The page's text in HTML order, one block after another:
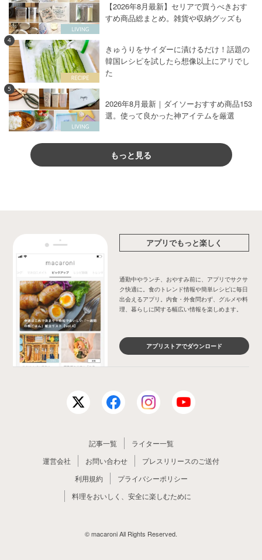
【2026年8月最新】セリアで買うべきおす
すめ商品総まとめ。雑貨や収納グッズも
4
きゅうりをサイダーに漬けるだけ！話題の
韓国レシピを試したら想像以上にアリでし
た
5
2026年8月最新｜ダイソーおすすめ商品153
選。使って良かった神アイテムを厳選
もっと見る
アプリでもっと楽しく
通勤中やランチ、おやすみ前に、アプリでサクサ
ク快適に。食のトレンド情報や簡単レシピに毎日
出会えるアプリ。内食・外食問わず、グルメや料
理、暮らしに関する幅広い情報を楽しめます。
アプリストアでダウンロード
記事一覧
ライター一覧
運営会社
お問い合わせ
プレスリリースのご送付
利用規約
プライバシーポリシー
料理をおいしく、安全に楽しむために
© macaroni All Rights Reserved.